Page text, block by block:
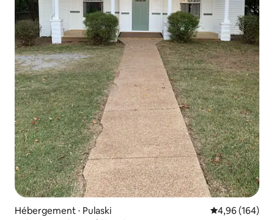
Hébergement ⋅ Pulaski Évaluation
4,96 (164)